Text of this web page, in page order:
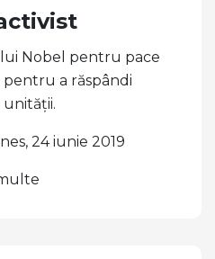
Nobel pentru pace
a răspândi
unității.
24 iunie 2019